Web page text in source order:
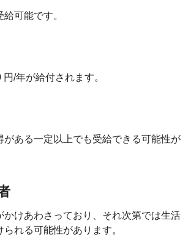
可能です。
/年が給付されます。
がある一定以上でも受給できる可能性が
かけあわさっており、それ次第では生活
れる可能性があります。